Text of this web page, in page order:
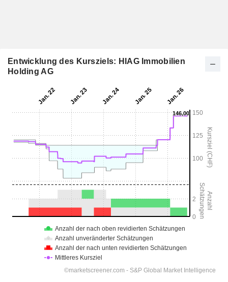
Entwicklung des Kursziels: HIAG Immobilien
Holding AG